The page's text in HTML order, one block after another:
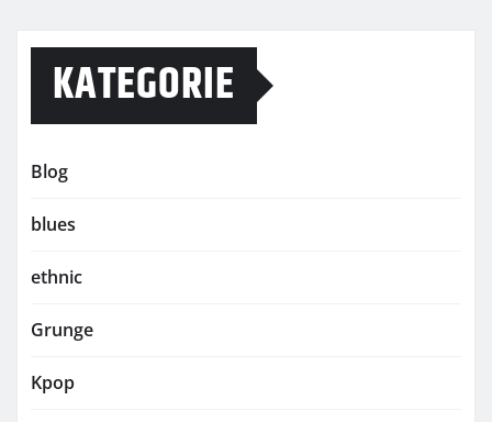
KATEGORIE
Blog
blues
ethnic
Grunge
Kpop